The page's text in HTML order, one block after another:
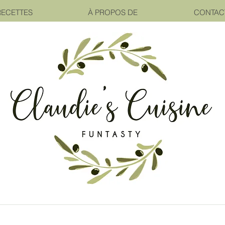
À PROPOS DE